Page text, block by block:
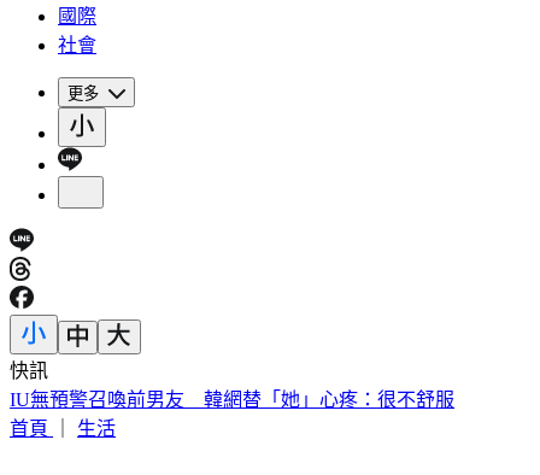
國際
社會
更多
快訊
快訊／財神爺不在家 威力彩頭獎、二獎雙槓龜
首頁
生活